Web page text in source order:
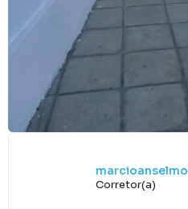
marcioanselmo
Corretor(a)